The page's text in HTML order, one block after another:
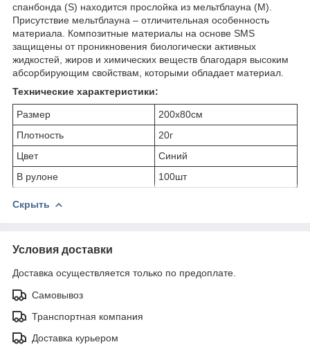
спанбонда (S) находится прослойка из мельтблауна (M).
Присутствие мельтблауна – отличительная особенность
материала. Композитные материалы на основе SMS
защищены от проникновения биологически активных
жидкостей, жиров и химических веществ благодаря высоким
абсорбирующим свойствам, которыми обладает материал.
Технические характеристики:
Размер
200х80см
Плотность
20г
Цвет
Синий
В рулоне
100шт
Скрыть
Условия доставки
Доставка осуществляется только по предоплате.
Самовывоз
Транспортная компания
Доставка курьером